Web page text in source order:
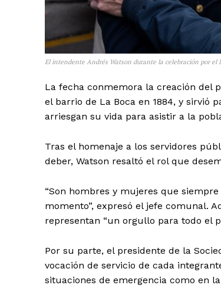
El intendente Andrés Watson durante la celebración por el
La fecha conmemora la creación del
el barrio de La Boca en 1884, y sirvió
arriesgan su vida para asistir a la
Tras el homenaje a los servidores
deber, Watson resaltó el rol que
“Son hombres y mujeres que
momento”, expresó el jefe comunal.
representan “un orgullo para todo el
Por su parte, el presidente de la
vocación de servicio de cada
situaciones de emergencia como en